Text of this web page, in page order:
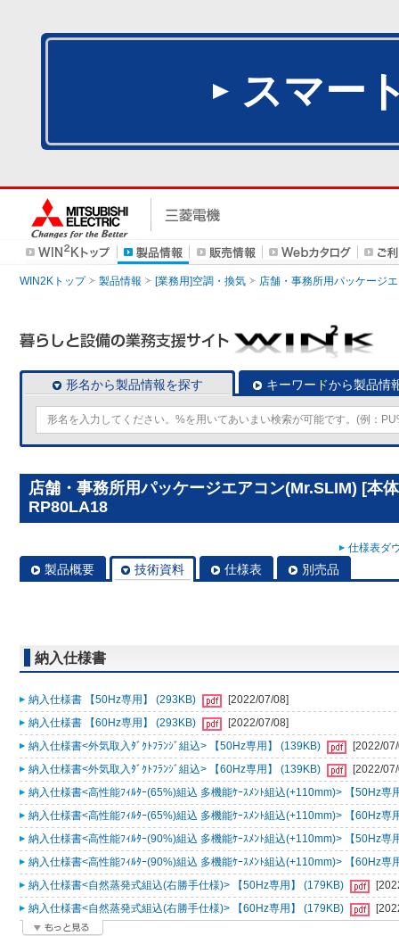
スマー
WIN2Kトップ 製品情報 [業務用]空調・換気 店舗・事務所用パッケージ
形名から製品情報を探す キーワードから製品情
店舗・事務所用パッケージエアコン(Mr.SLIM) [本
RP80LA18
仕様表ダ
製品概要 技術資料 仕様表 別売品
納入仕様書
納入仕様書 【50Hz専用】 (293KB)
[2022/07/08]
納入仕様書 【60Hz専用】 (293KB)
[2022/07/08]
納入仕様書<外気取入ﾀﾞｸﾄﾌﾗﾝｼﾞ組込> 【50Hz専用】 (139KB)
[2022/
納入仕様書<外気取入ﾀﾞｸﾄﾌﾗﾝｼﾞ組込> 【60Hz専用】 (139KB)
[2022/
納入仕様書<高性能ﾌｨﾙﾀｰ(65%)組込 多機能ｹｰｽﾒﾝﾄ組込(+110mm)> 【50Hz専
納入仕様書<高性能ﾌｨﾙﾀｰ(65%)組込 多機能ｹｰｽﾒﾝﾄ組込(+110mm)> 【60Hz専
納入仕様書<高性能ﾌｨﾙﾀｰ(90%)組込 多機能ｹｰｽﾒﾝﾄ組込(+110mm)> 【50Hz専
納入仕様書<高性能ﾌｨﾙﾀｰ(90%)組込 多機能ｹｰｽﾒﾝﾄ組込(+110mm)> 【60Hz専
納入仕様書<自然蒸発式組込(右勝手仕様)> 【50Hz専用】 (179KB)
納入仕様書<自然蒸発式組込(右勝手仕様)> 【60Hz専用】 (179KB)